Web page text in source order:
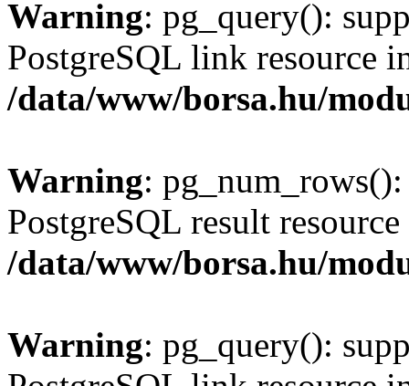
Warning: pg_query():
PostgreSQL link resource
/data/www/borsa.hu/
Warning:
PostgreSQL result
/data/www/borsa.hu/
Warning: pg_query():